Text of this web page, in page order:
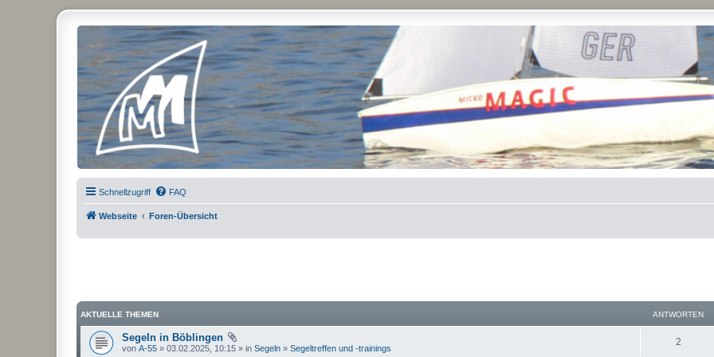
Micro Magic Forum Deutschland
Schnellzugriff FAQ
Webseite Foren-Übersicht
AKTUELLE THEMEN ANTWORTEN
Segeln in Böblingen
von A-55 » 03.02.2025, 10:15 » in Segeln » Segeltreffen und -trainings
2